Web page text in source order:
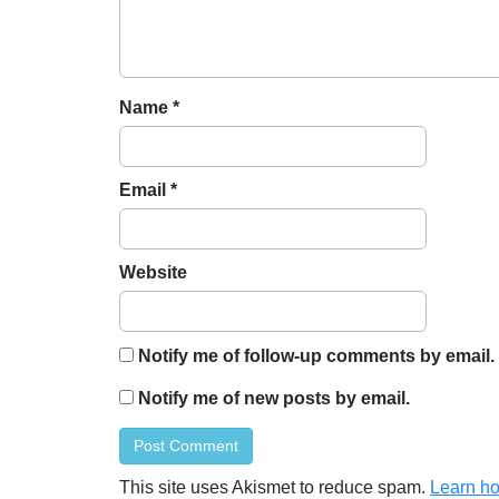
o
n
Name *
Email *
Website
Notify me of follow-up comments by email.
Notify me of new posts by email.
This site uses Akismet to reduce spam. Learn